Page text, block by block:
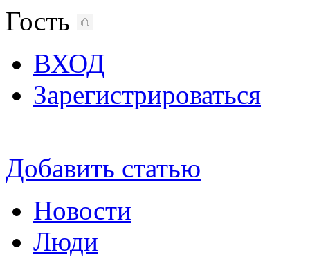
Гость
ВХОД
Зарегистрироваться
Добавить статью
Новости
Люди